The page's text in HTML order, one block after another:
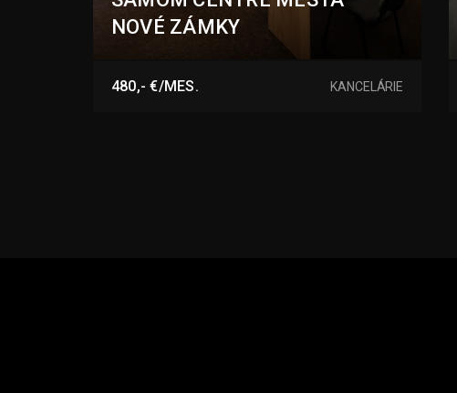
NOVÉ ZÁMKY
Bratov Boldigarovcov, Nové Zámky
KANCELÁRIE
480,- €/MES.